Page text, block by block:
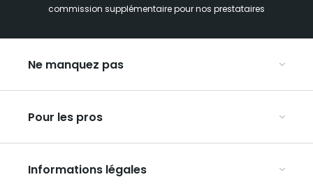
commission supplémentaire pour nos prestataires
Ne manquez pas
Week-end insolite en Grand Est
Week-end spa en Grand Est
Hébergements insolites
Pour les pros
Organisez vos voyages en groupe
Informations légales